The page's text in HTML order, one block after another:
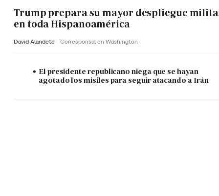
Trump prepara su mayor despliegue
en toda Hispanoamérica
David Alandete Corresponsal en Washington
El presidente republicano niega que se hayan
agotado los misiles para seguir atacando a Irán